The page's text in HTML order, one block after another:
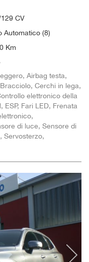
CV
Automatico (8)
Km
Airbag testa,
Cerchi in lega,
elettronico della
Fari LED, Frenata
di luce, Sensore di
Servosterzo,